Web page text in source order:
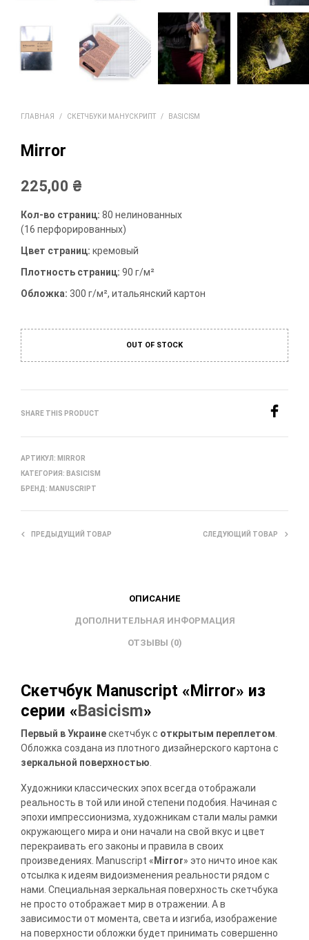
ГЛАВНАЯ / СКЕТЧБУКИ МАНУСКРИПТ / BASICISM
Mirror
225,00 ₴
Кол-во страниц: 80 нелинованных
(16 перфорированных)
Цвет страниц: кремовый
Плотность страниц: 90 г/м²
Обложка: 300 г/м², итальянский картон
OUT OF STOCK
SHARE THIS PRODUCT
АРТИКУЛ: MIRROR
КАТЕГОРИЯ: BASICISM
БРЕНД: MANUSCRIPT
ПРЕДЫДУЩИЙ ТОВАР СЛЕДУЮЩИЙ ТОВАР
ОПИСАНИЕ
ДОПОЛНИТЕЛЬНАЯ ИНФОРМАЦИЯ
ОТЗЫВЫ (0)
Скетчбук Manuscript «Mirror» из
серии «Basicism»
Первый в Украинескетчбук с открытым переплетом.
Обложка создана из плотного дизайнерского картона с
зеркальной поверхностью.
Художники классических эпох всегда отображали
реальность в той или иной степени подобия. Начиная с
эпохи импрессионизма, художникам стали малы рамки
окружающего мира и они начали на свой вкус и цвет
перекраивать его законы и правила в своих
произведениях. Manuscript « Mirror» это ничто иное как
отсылка к идеям видоизменения реальности рядом с
нами. Специальная зеркальная поверхность скетчбука
не просто отображает мир в отражении. А в
зависимости от момента, света и изгиба, изображение
на поверхности обложки будет принимать совершенно